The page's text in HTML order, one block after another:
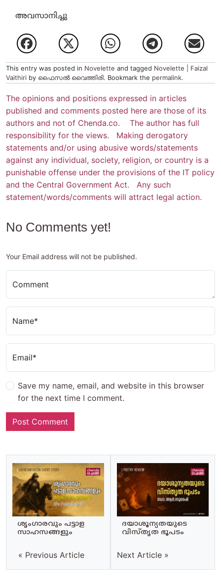
അവസാനിച്ചു
This entry was posted in Novelette and tagged Novelette | Faizal
Vaithiri by ഫൈസല്‍ വൈത്തിരി. Bookmark the permalink.
The opinions and positions expressed in articles
published and comments posted here are those of its
authors and not of Chenda.co. The author has full
responsibility for the views. Making derogatory
statements and/or using abusive words/statements
against any individual, society, religion, or country is a
punishable offense under the provisions of the IT policy
and the Central Government Act. Any such
statement/words/comments will attract legal action.
No Comments yet!
Your Email address will not be published.
Comment
Name*
Email*
Save my name, email, and website in this browser
for the next time I comment.
ശൃംഗാരവും പട്ടാള
സാഹസങ്ങളും
« Previous Article
ദയാശൂന്യതയുടെ
വിസ്തൃത ഭൂപടം
Next Article »